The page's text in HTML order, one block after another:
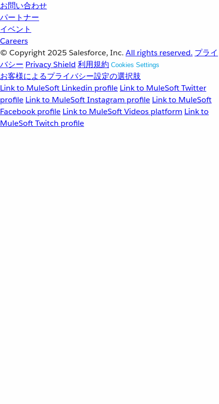
お問い合わせ
パートナー
イベント
Careers
© Copyright 2025 Salesforce, Inc. All rights reserved. プライ
バシー Privacy Shield 利用規約 Cookies Settings
お客様によるプライバシー設定の選択肢
Link to MuleSoft Linkedin profile Link to MuleSoft Twitter
profile Link to MuleSoft Instagram profile Link to MuleSoft
Facebook profile Link to MuleSoft Videos platform Link to
MuleSoft Twitch profile